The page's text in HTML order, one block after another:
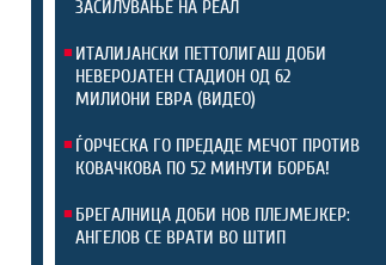
ЗАСИЛУВАЊЕ НА РЕАЛ
ИТАЛИЈАНСКИ ПЕТТОЛИГАШ ДОБИ
НЕВЕРОЈАТЕН СТАДИОН ОД 62
МИЛИОНИ ЕВРА (ВИДЕО)
ЃОРЧЕСКА ГО ПРЕДАДЕ МЕЧОТ ПРОТИВ
КОВАЧКОВА ПО 52 МИНУТИ БОРБА!
БРЕГАЛНИЦА ДОБИ НОВ ПЛЕЈМЕЈКЕР:
АНГЕЛОВ СЕ ВРАТИ ВО ШТИП